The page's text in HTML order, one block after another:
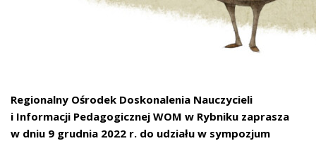
Regionalny Ośrodek Doskonalenia Nauczycieli
i Informacji Pedagogicznej WOM w Rybniku zaprasza
w dniu 9 grudnia 2022 r. do udziału w sympozjum